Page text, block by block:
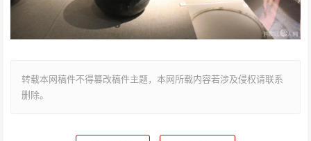
转载本网稿件不得篡改稿件主题，本网所载内容若涉及侵权请联系
删除。